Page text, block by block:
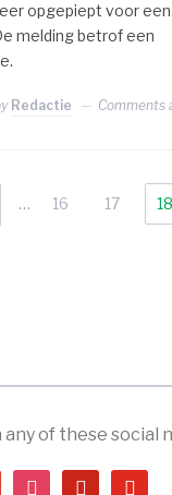
opgepiept voor
melding betrof een
Redactie Comments
… 16 17 18
of these social
instagrampinterestyoutube